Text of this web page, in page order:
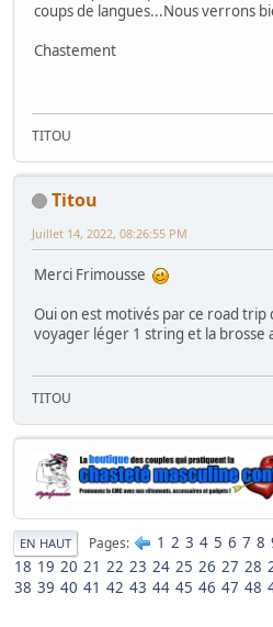
coups de langues...Nous verrons
Chastement
TITOU
Titou
Juillet 14, 2022, 08:26:55 PM
Merci Frimousse
Oui on est motivés par ce road trip
voyager léger 1 string et la brosse
TITOU
EN HAUT Pages 1 2 3 4 5 6 7 8
18 19 20 21 22 23 24 25 26 27 28
38 39 40 41 42 43 44 45 46 47 48